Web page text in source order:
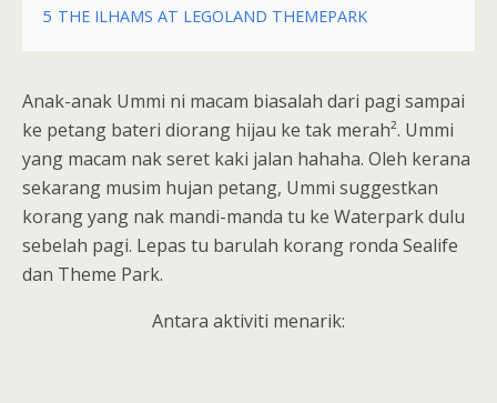
5 THE ILHAMS AT LEGOLAND THEMEPARK
Anak-anak Ummi ni macam biasalah dari pagi sampai
ke petang bateri diorang hijau ke tak merah². Ummi
yang macam nak seret kaki jalan hahaha. Oleh kerana
sekarang musim hujan petang, Ummi suggestkan
korang yang nak mandi-manda tu ke Waterpark dulu
sebelah pagi. Lepas tu barulah korang ronda Sealife
dan Theme Park.
Antara aktiviti menarik: